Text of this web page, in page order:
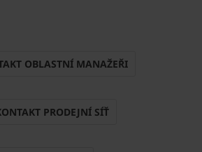
OBLASTNÍ MANAŽEŘI
PRODEJNÍ SÍŤ